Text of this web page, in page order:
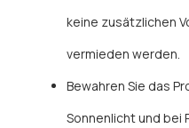
keine zusätzlichen
vermieden werden.
Bewahren Sie das
Sonnenlicht und bei